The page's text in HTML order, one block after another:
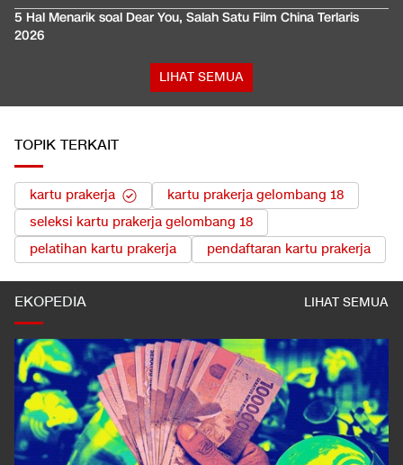
5 Hal Menarik soal Dear You, Salah Satu Film China Terlaris
2026
LIHAT SEMUA
TOPIK TERKAIT
kartu prakerja
kartu prakerja gelombang 18
seleksi kartu prakerja gelombang 18
pelatihan kartu prakerja
pendaftaran kartu prakerja
EKOPEDIA LIHAT SEMUA